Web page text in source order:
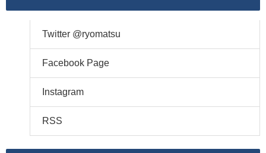
Twitter @ryomatsu
Facebook Page
Instagram
RSS